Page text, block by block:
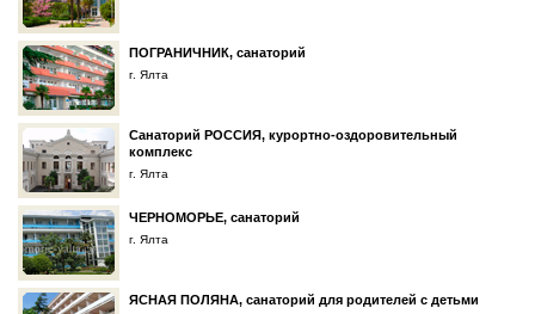
ПОГРАНИЧНИК, санаторий
г. Ялта
Санаторий РОССИЯ, курортно-оздоровительный
комплекс
г. Ялта
ЧЕРНОМОРЬЕ, санаторий
г. Ялта
ЯСНАЯ ПОЛЯНА, санаторий для родителей с детьми